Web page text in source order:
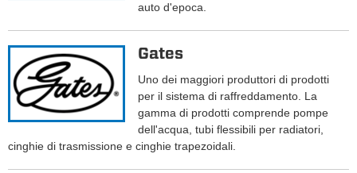
auto d'epoca.
Gates
Uno dei maggiori produttori di prodotti
per il sistema di raffreddamento. La
gamma di prodotti comprende pompe
dell'acqua, tubi flessibili per radiatori,
cinghie di trasmissione e cinghie trapezoidali.